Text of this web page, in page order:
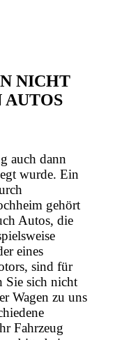
NICHT
AUTOS
auch dann
wurde. Ein
gehört
Autos, die
eines
sind für
Sie sich nicht
Wagen zu uns
Fahrzeug